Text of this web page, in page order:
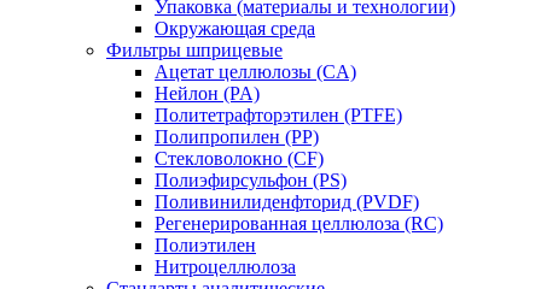
Упаковка (материалы и технологии)
Окружающая среда
Фильтры шприцевые
Ацетат целлюлозы (CA)
Нейлон (PA)
Политетрафторэтилен (PTFE)
Полипропилен (PP)
Стекловолокно (CF)
Полиэфирсульфон (PS)
Поливинилиденфторид (PVDF)
Регенерированная целлюлоза (RC)
Полиэтилен
Нитроцеллюлоза